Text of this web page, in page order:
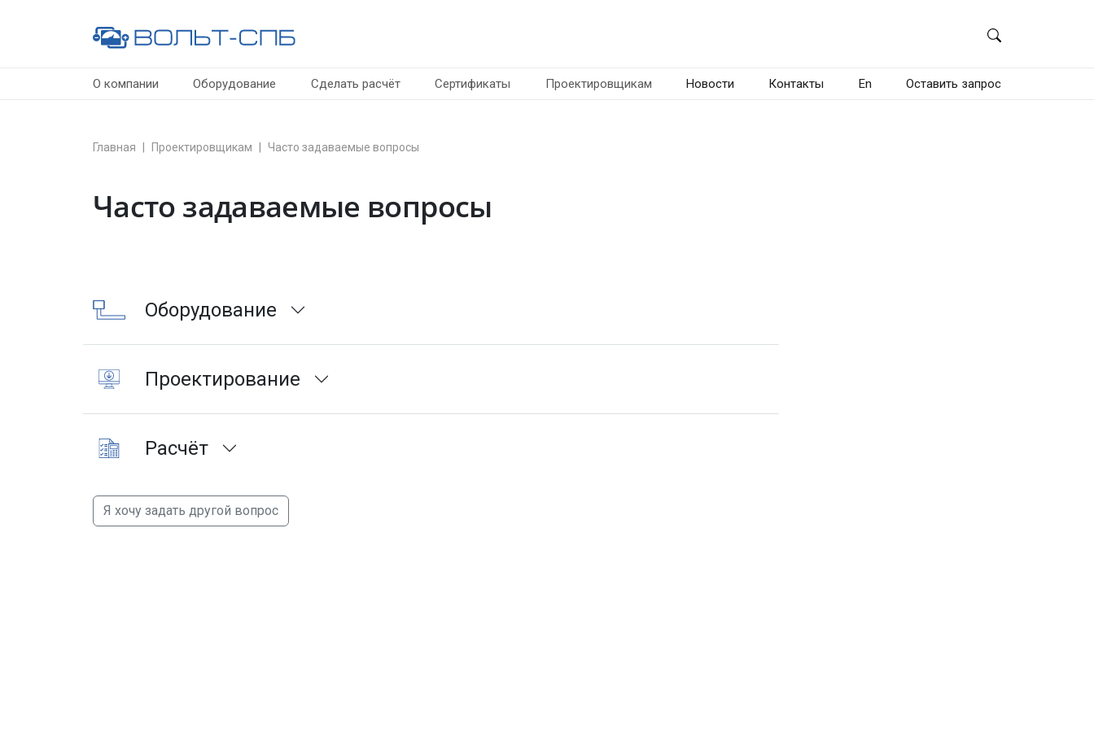
О компании Оборудование Сделать расчёт Сертификаты Проектировщикам Новости Контакты En Оставить запрос
Главная Проектировщикам Часто задаваемые вопросы
Часто задаваемые вопросы
Оборудование
Проектирование
Расчёт
Я хочу задать другой вопрос